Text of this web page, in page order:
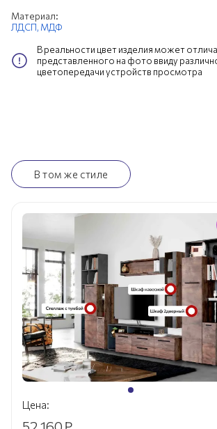
Материал:
ЛДСП, МДФ
В реальности цвет изделия может
представленного на фото ввиду
цветопередачи устройств просмотра
В том же стиле
Цена: